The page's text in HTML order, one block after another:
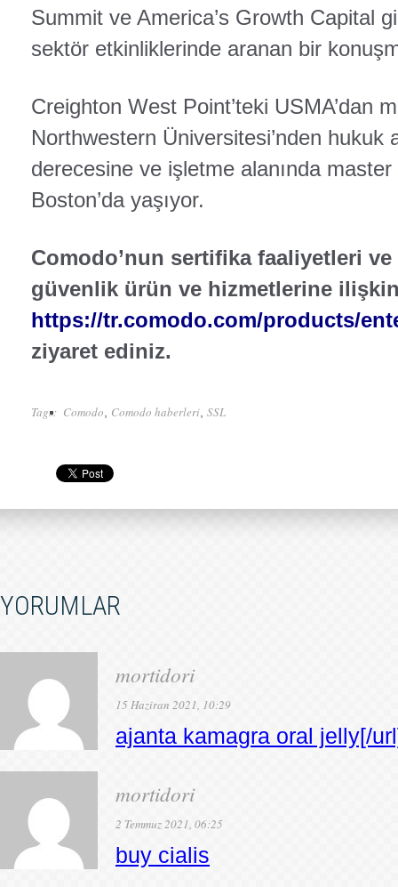
Summit ve America’s Growth Capital
sektör etkinliklerinde aranan bir
Creighton West Point’teki USMA’dan
Northwestern Üniversitesi’nden hukuk
derecesine ve işletme alanında
Boston’da yaşıyor.
Comodo’nun sertifika faaliyetleri
güvenlik ürün ve hizmetlerine
https://tr.comodo.com/products/
ziyaret ediniz.
Tags: Comodo Comodo haberleri SSL
YORUMLAR
mortidori
15 Haziran 2021, 10:29
ajanta kamagra oral jelly[/
mortidori
2 Temmuz 2021, 06:25
buy cialis